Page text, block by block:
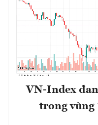
VN-Index
trong vùng